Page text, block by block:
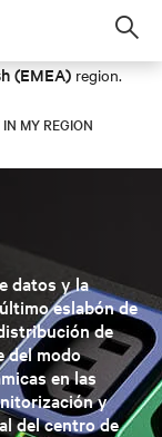
(EMEA) region.
MY REGION
datos y la
eslabón de
de
del modo
en las
y
del centro de